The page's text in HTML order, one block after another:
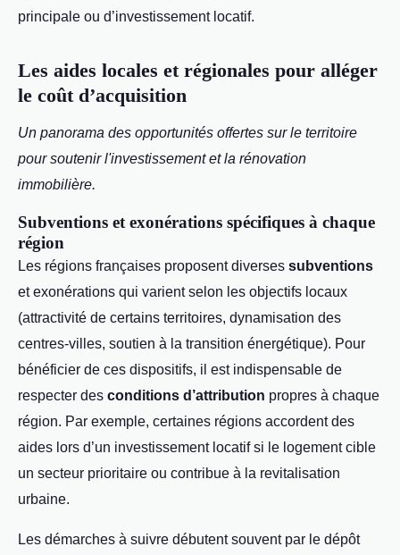
principale ou d’investissement locatif.
Les aides locales et régionales pour alléger
le coût d’acquisition
Un panorama des opportunités offertes sur le territoire
pour soutenir l'investissement et la rénovation
immobilière.
Subventions et exonérations spécifiques à chaque
région
Les régions françaises proposent diverses subventions
et exonérations qui varient selon les objectifs locaux
(attractivité de certains territoires, dynamisation des
centres-villes, soutien à la transition énergétique). Pour
bénéficier de ces dispositifs, il est indispensable de
respecter des conditions d’attribution propres à chaque
région. Par exemple, certaines régions accordent des
aides lors d’un investissement locatif si le logement cible
un secteur prioritaire ou contribue à la revitalisation
urbaine.
Les démarches à suivre débutent souvent par le dépôt